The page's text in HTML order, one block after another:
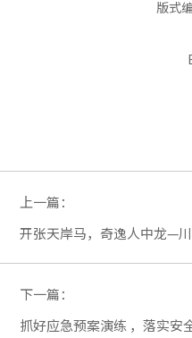
版式
上一篇：
开张天岸马，奇逸人中龙—
下一篇：
抓好应急预案演练 ，落实安